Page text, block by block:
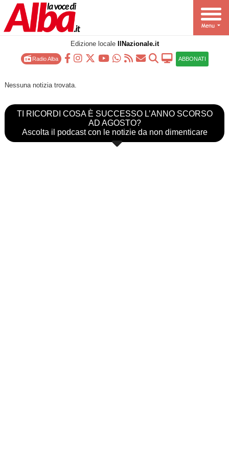
Edizione locale IlNazionale.it
Radio Alba ABBONATI
Nessuna notizia trovata.
TI RICORDI COSA È SUCCESSO L’ANNO SCORSO
AD AGOSTO?
Ascolta il podcast con le notizie da non dimenticare